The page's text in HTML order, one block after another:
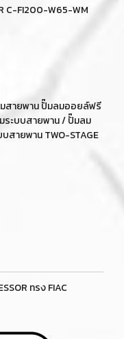
C-FI200-W65-WM
สายพาน ปั๊มลมออยล์ฟรี
ระบบสายพาน / ปั๊มลม
สายพาน TWO-STAGE
ทรง FIAC